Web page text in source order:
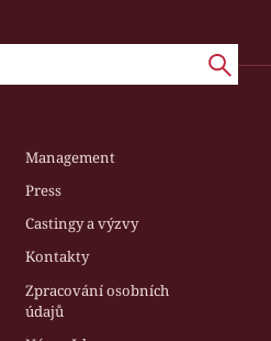
Management
Press
Castingy a výzvy
Kontakty
Zpracování osobních
údajů